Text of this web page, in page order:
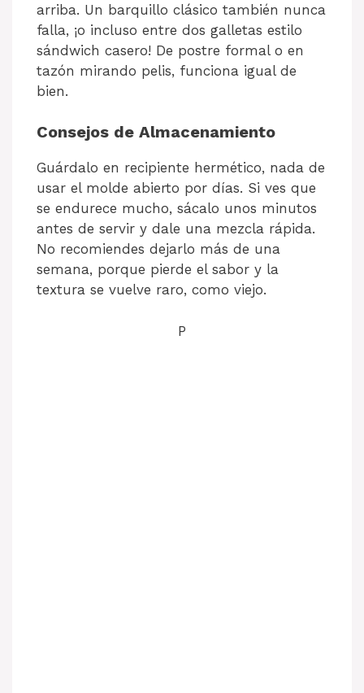
arriba. Un barquillo clásico también nunca
falla, ¡o incluso entre dos galletas estilo
sándwich casero! De postre formal o en
tazón mirando pelis, funciona igual de
bien.
Consejos de Almacenamiento
Guárdalo en recipiente hermético, nada de
usar el molde abierto por días. Si ves que
se endurece mucho, sácalo unos minutos
antes de servir y dale una mezcla rápida.
No recomiendes dejarlo más de una
semana, porque pierde el sabor y la
textura se vuelve raro, como viejo.
P